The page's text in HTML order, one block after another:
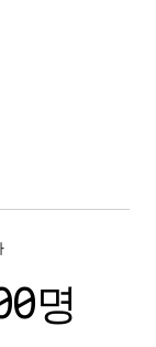
명